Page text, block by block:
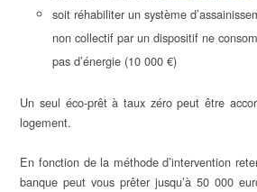
soit réhabiliter un système
non collectif par un dispositif ne
pas d’énergie (10 000 €)
Un seul éco-prêt à taux zéro peut être
logement.
En fonction de la méthode d’intervention
banque peut vous prêter jusqu’à 50 000